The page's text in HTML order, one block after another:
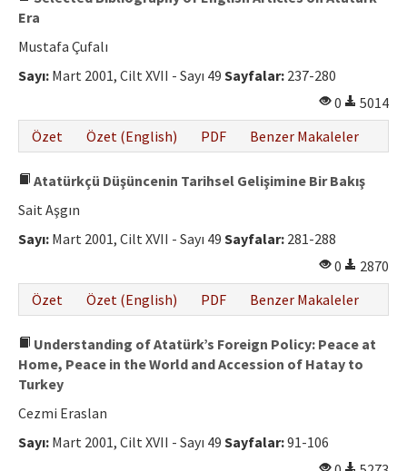
Era
Mustafa Çufalı
Sayı: Mart 2001, Cilt XVII - Sayı 49 Sayfalar: 237-280
0
5014
Özet
Özet (English) PDF Benzer Makaleler
Atatürkçü Düşüncenin Tarihsel Gelişimine Bir Bakış
Sait Aşgın
Sayı: Mart 2001, Cilt XVII - Sayı 49 Sayfalar: 281-288
0
2870
Özet
Özet (English) PDF Benzer Makaleler
Understanding of Atatürk’s Foreign Policy: Peace at
Home, Peace in the World and Accession of Hatay to
Turkey
Cezmi Eraslan
Sayı: Mart 2001, Cilt XVII - Sayı 49 Sayfalar:91-106